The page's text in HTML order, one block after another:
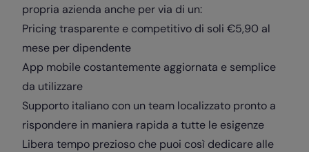
propria azienda anche per via di un:
Pricing trasparente e competitivo di soli €5,90 al
mese per dipendente
App mobile costantemente aggiornata e semplice
da utilizzare
Supporto italiano con un team localizzato pronto a
rispondere in maniera rapida a tutte le esigenze
Libera tempo prezioso che puoi così dedicare alle